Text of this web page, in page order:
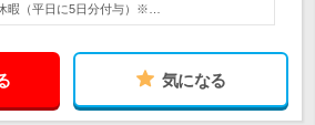
暇（平日に5日分付与）※…
気になる